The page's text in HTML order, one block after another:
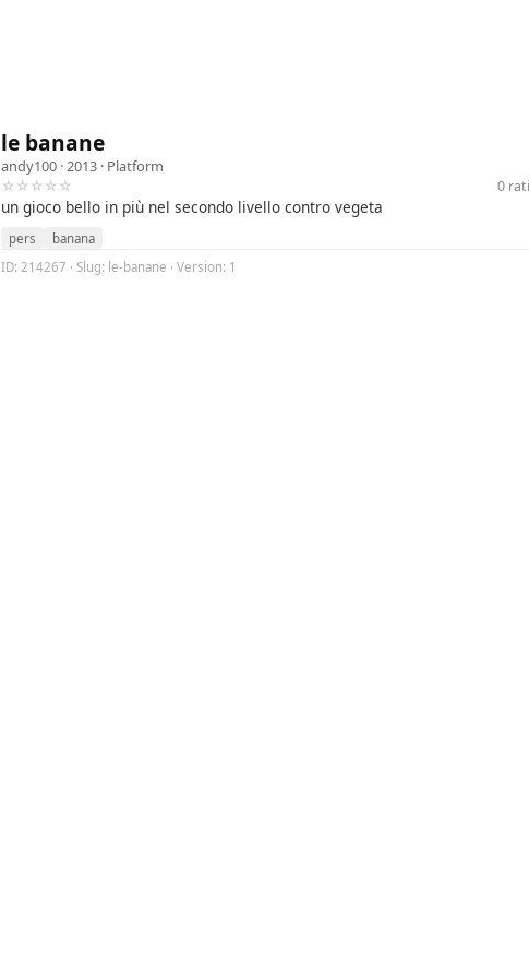
le banane
andy100 · 2013 · Platform
☆☆☆☆☆
0
un gioco bello in più nel secondo livello contro vegeta
pers
banana
ID: 214267 · Slug: le-banane · Version: 1